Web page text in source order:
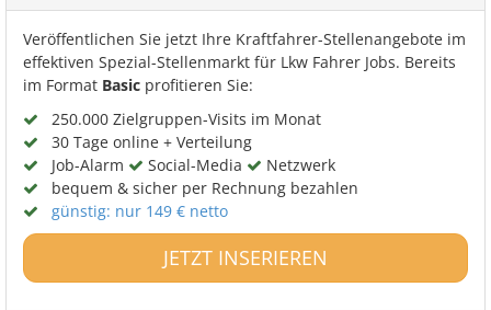
Veröffentlichen Sie jetzt Ihre Kraftfahrer-Stellenangebote im
effektiven Spezial-Stellenmarkt für Lkw Fahrer Jobs. Bereits
im Format Basic profitieren Sie:
250.000 Zielgruppen-Visits im Monat
30 Tage online + Verteilung
Job-Alarm
Social-Media
Netzwerk
bequem & sicher per Rechnung bezahlen
günstig: nur 149 € netto
JETZT INSERIEREN